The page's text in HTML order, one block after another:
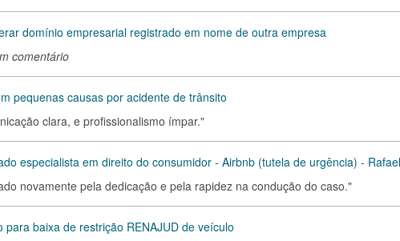
domínio empresarial registrado em nome de outra empresa
comentário
pequenas causas por acidente de trânsito
clara, e profissionalismo ímpar."
especialista em direito do consumidor - Airbnb (tutela de urgência) -
novamente pela dedicação e pela rapidez na condução do caso."
para baixa de restrição RENAJUD de veículo